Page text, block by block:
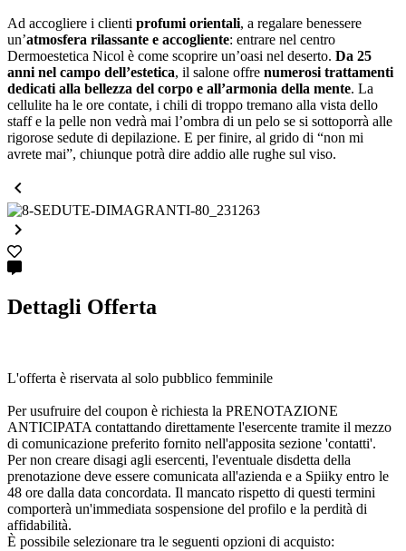
Ad accogliere i clienti profumi orientali, a regalare benessere
un’atmosfera rilassante e accogliente: entrare nel centro
Dermoestetica Nicol è come scoprire un’oasi nel deserto. Da 25
anni nel campo dell’estetica, il salone offre numerosi trattamenti
dedicati alla bellezza del corpo e all’armonia della mente. La
cellulite ha le ore contate, i chili di troppo tremano alla vista dello
staff e la pelle non vedrà mai l’ombra di un pelo se si sottoporrà alle
rigorose sedute di depilazione. E per finire, al grido di “non mi
avrete mai”, chiunque potrà dire addio alle rughe sul viso.


Dettagli Offerta
L'offerta è riservata al solo pubblico femminile
Per usufruire del coupon è richiesta la PRENOTAZIONE
ANTICIPATA contattando direttamente l'esercente tramite il mezzo
di comunicazione preferito fornito nell'apposita sezione 'contatti'.
Per non creare disagi agli esercenti, l'eventuale disdetta della
prenotazione deve essere comunicata all'azienda e a Spiiky entro le
48 ore dalla data concordata. Il mancato rispetto di questi termini
comporterà un'immediata sospensione del profilo e la perdità di
affidabilità.
È possibile selezionare tra le seguenti opzioni di acquisto: